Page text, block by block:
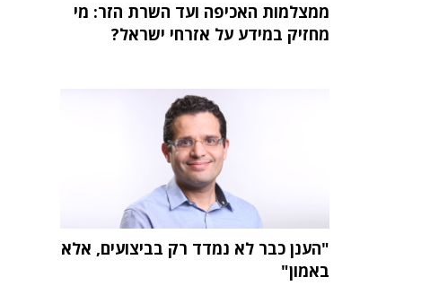
ממצלמות האכיפה ועד השרת הזר: מי
מחזיק במידע על אזרחי ישראל?
"הענן כבר לא נמדד רק בביצועים, אלא
באמון"